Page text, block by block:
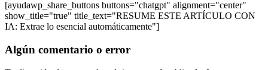
[ayudawp_share_buttons buttons="chatgpt" alignment="center"
show_title="true" title_text="RESUME ESTE ARTÍCULO CON
IA: Extrae lo esencial automáticamente"]
Algún comentario o error